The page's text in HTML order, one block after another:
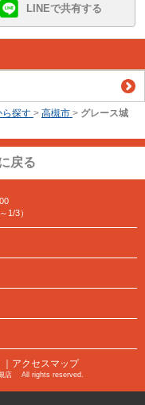
LINEで共有する
ら探す > 高槻市 > グレース城
戻る
1/3）
｜アクセスマップ
店 All rights reserved.